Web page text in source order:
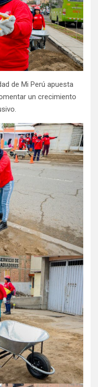
de Mi Perú apuesta
un crecimiento